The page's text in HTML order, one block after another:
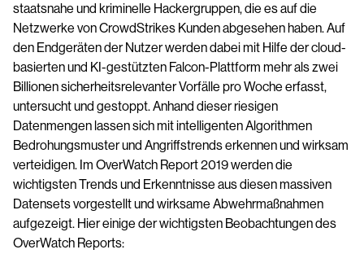
staatsnahe und kriminelle Hackergruppen, die es auf die
Netzwerke von CrowdStrikes Kunden abgesehen haben. Auf
den Endgeräten der Nutzer werden dabei mit Hilfe der cloud-
basierten und KI-gestützten Falcon-Plattform mehr als zwei
Billionen sicherheitsrelevanter Vorfälle pro Woche erfasst,
untersucht und gestoppt. Anhand dieser riesigen
Datenmengen lassen sich mit intelligenten Algorithmen
Bedrohungsmuster und Angriffstrends erkennen und wirksam
verteidigen. Im OverWatch Report 2019 werden die
wichtigsten Trends und Erkenntnisse aus diesen massiven
Datensets vorgestellt und wirksame Abwehrmaßnahmen
aufgezeigt. Hier einige der wichtigsten Beobachtungen des
OverWatch Reports: